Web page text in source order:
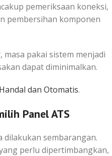
pemeriksaan koneksi,
pembersihan komponen
pakai sistem menjadi
dapat diminimalkan.
dan Otomatis.
Panel ATS
dilakukan sembarangan.
perlu dipertimbangkan,